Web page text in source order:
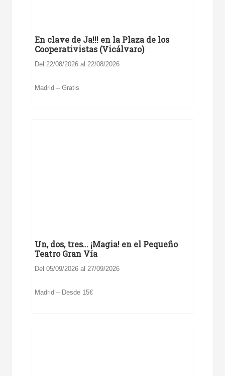
En clave de Ja!!! en la Plaza de los
Cooperativistas (Vicálvaro)
Del 22/08/2026 al 22/08/2026
Madrid – Gratis
Un, dos, tres… ¡Magia! en el Pequeño
Teatro Gran Vía
Del 05/09/2026 al 27/09/2026
Madrid – Desde 15€